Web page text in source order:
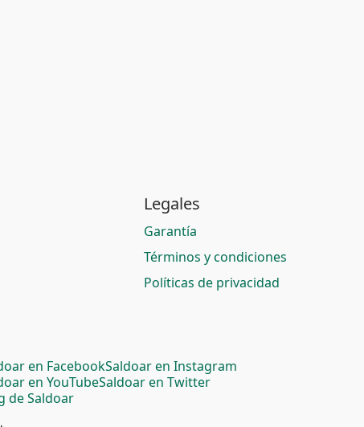
Legales
Garantía
Términos y condiciones
Políticas de privacidad
en FacebookSaldoar en Instagram
en YouTubeSaldoar en Twitter
de Saldoar